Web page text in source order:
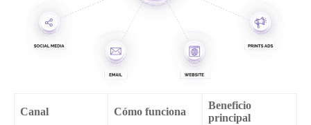
Canal Cómo funciona
Beneficio
principal